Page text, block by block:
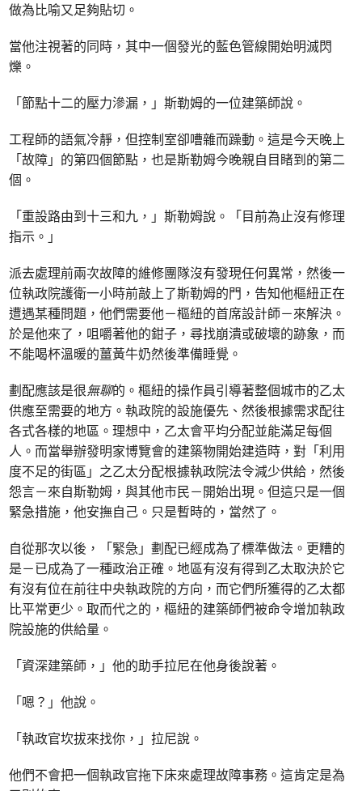
做為比喻又足夠貼切。
當他注視著的同時，其中一個發光的藍色管線開始明滅閃
爍。
「節點十二的壓力滲漏，」斯勒姆的一位建築師說。
工程師的語氣冷靜，但控制室卻嘈雜而躁動。這是今天晚上
「故障」的第四個節點，也是斯勒姆今晚親自目睹到的第二
個。
「重設路由到十三和九，」斯勒姆說。「目前為止沒有修理
指示。」
派去處理前兩次故障的維修團隊沒有發現任何異常，然後一
位執政院護衛一小時前敲上了斯勒姆的門，告知他樞紐正在
遭遇某種問題，他們需要他－樞紐的首席設計師－來解決。
於是他來了，咀嚼著他的鉗子，尋找崩潰或破壞的跡象，而
不能喝杯溫暖的薑黃牛奶然後準備睡覺。
劃配應該是很無聊的。樞紐的操作員引導著整個城市的乙太
供應至需要的地方。執政院的設施優先、然後根據需求配往
各式各樣的地區。理想中，乙太會平均分配並能滿足每個
人。而當舉辦發明家博覽會的建築物開始建造時，對「利用
度不足的街區」之乙太分配根據執政院法令減少供給，然後
怨言－來自斯勒姆，與其他市民－開始出現。但這只是一個
緊急措施，他安撫自己。只是暫時的，當然了。
自從那次以後，「緊急」劃配已經成為了標準做法。更糟的
是－已成為了一種政治正確。地區有沒有得到乙太取決於它
有沒有位在前往中央執政院的方向，而它們所獲得的乙太都
比平常更少。取而代之的，樞紐的建築師們被命令增加執政
院設施的供給量。
「資深建築師，」他的助手拉尼在他身後說著。
「嗯？」他說。
「執政官坎拔來找你，」拉尼說。
他們不會把一個執政官拖下床來處理故障事務。這肯定是為